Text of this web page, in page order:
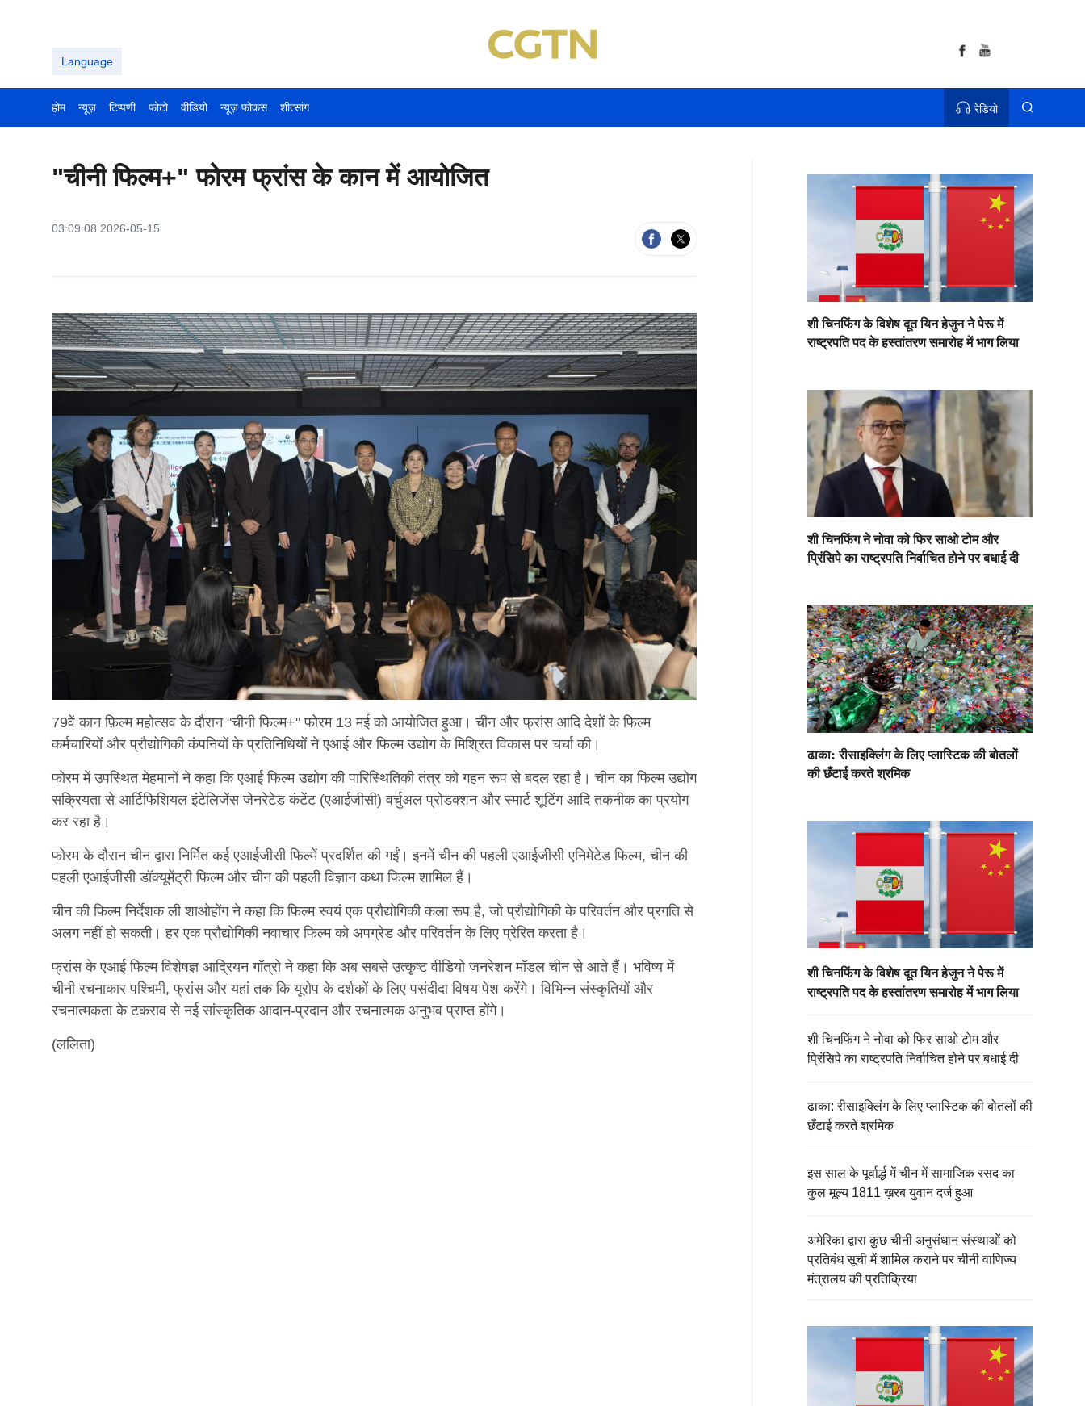
Language
होम न्यूज़ टिप्पणी फोटो वीडियो न्यूज़ फोकस शीत्सांग रेडियो
"चीनी फिल्म+" फोरम फ्रांस के कान में आयोजित
03:09:08 2026-05-15
79वें कान फ़िल्म महोत्सव के दौरान "चीनी फिल्म+" फोरम 13 मई को आयोजित हुआ। चीन और फ्रांस आदि देशों के फिल्म
कर्मचारियों और प्रौद्योगिकी कंपनियों के प्रतिनिधियों ने एआई और फिल्म उद्योग के मिश्रित विकास पर चर्चा की।
फोरम में उपस्थित मेहमानों ने कहा कि एआई फिल्म उद्योग की पारिस्थितिकी तंत्र को गहन रूप से बदल रहा है। चीन का फिल्म उद्योग
सक्रियता से आर्टिफिशियल इंटेलिजेंस जेनरेटेड कंटेंट (एआईजीसी) वर्चुअल प्रोडक्शन और स्मार्ट शूटिंग आदि तकनीक का प्रयोग
कर रहा है।
फोरम के दौरान चीन द्वारा निर्मित कई एआईजीसी फिल्में प्रदर्शित की गईं। इनमें चीन की पहली एआईजीसी एनिमेटेड फिल्म, चीन की
पहली एआईजीसी डॉक्यूमेंट्री फिल्म और चीन की पहली विज्ञान कथा फिल्म शामिल हैं।
चीन की फिल्म निर्देशक ली शाओहोंग ने कहा कि फिल्म स्वयं एक प्रौद्योगिकी कला रूप है, जो प्रौद्योगिकी के परिवर्तन और प्रगति से
अलग नहीं हो सकती। हर एक प्रौद्योगिकी नवाचार फिल्म को अपग्रेड और परिवर्तन के लिए प्रेरित करता है।
फ्रांस के एआई फिल्म विशेषज्ञ आद्रियन गॉत्रो ने कहा कि अब सबसे उत्कृष्ट वीडियो जनरेशन मॉडल चीन से आते हैं। भविष्य में
चीनी रचनाकार पश्चिमी, फ्रांस और यहां तक कि यूरोप के दर्शकों के लिए पसंदीदा विषय पेश करेंगे। विभिन्न संस्कृतियों और
रचनात्मकता के टकराव से नई सांस्कृतिक आदान-प्रदान और रचनात्मक अनुभव प्राप्त होंगे।
(ललिता)
शी चिनफिंग के विशेष दूत यिन हेजुन ने पेरू में
राष्ट्रपति पद के हस्तांतरण समारोह में भाग लिया
शी चिनफिंग ने नोवा को फिर साओ टोम और
प्रिंसिपे का राष्ट्रपति निर्वाचित होने पर बधाई दी
ढाका: रीसाइक्लिंग के लिए प्लास्टिक की बोतलों
की छँटाई करते श्रमिक
शी चिनफिंग के विशेष दूत यिन हेजुन ने पेरू में
राष्ट्रपति पद के हस्तांतरण समारोह में भाग लिया
शी चिनफिंग ने नोवा को फिर साओ टोम और
प्रिंसिपे का राष्ट्रपति निर्वाचित होने पर बधाई दी
ढाका: रीसाइक्लिंग के लिए प्लास्टिक की बोतलों की
छँटाई करते श्रमिक
इस साल के पूर्वार्द्ध में चीन में सामाजिक रसद का
कुल मूल्य 1811 ख़रब युवान दर्ज हुआ
अमेरिका द्वारा कुछ चीनी अनुसंधान संस्थाओं को
प्रतिबंध सूची में शामिल कराने पर चीनी वाणिज्य
मंत्रालय की प्रतिक्रिया